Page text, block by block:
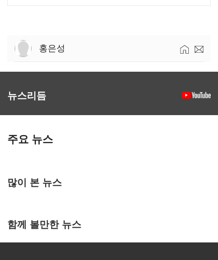
홍은성
뉴스리듬
주요 뉴스
많이 본 뉴스
함께 볼만한 뉴스